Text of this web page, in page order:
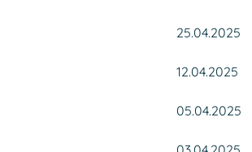
25.04.2025
12.04.2025
05.04.2025